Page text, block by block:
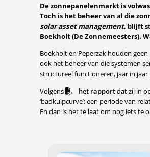
De zonnepanelenmarkt is
Toch is het beheer van al die
solar asset management, blijft
Boekholt (De Zonnemeesters).
Boekholt en Peperzak houden
ook het beheer van die systemen
structureel functioneren, jaar in
Volgens
het rapportdat zij in
‘badkuipcurve’: een periode van
En dan is het te laat om nog iets te